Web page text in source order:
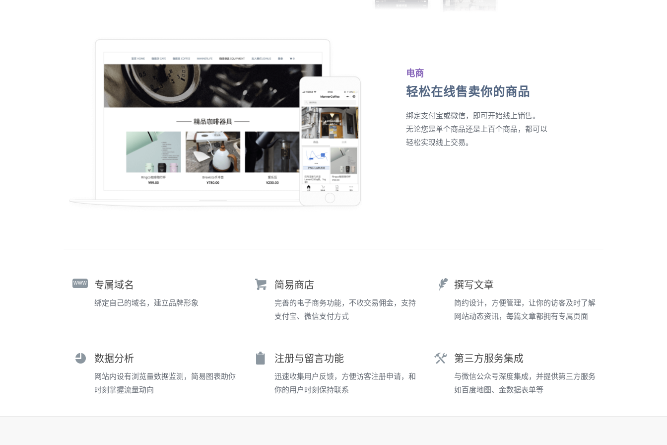
电商
轻松在线售卖你的商品
绑定支付宝或微信，即可开始线上销售。
无论您是单个商品还是上百个商品，都可以
轻松实现线上交易。
www 专属域名
绑定自己的域名，建立品牌形象
简易商店
完善的电子商务功能，不收交易佣金，支持
支付宝、微信支付方式
撰写文章
简约设计，方便管理，让你的访客及时了解
网站动态资讯，每篇文章都拥有专属页面
数据分析
网站内设有浏览量数据监测，简易图表助你
时刻掌握流量动向
注册与留言功能
迅速收集用户反馈，方便访客注册申请，和
你的用户时刻保持联系
第三方服务集成
与微信公众号深度集成，并提供第三方服务
如百度地图、金数据表单等